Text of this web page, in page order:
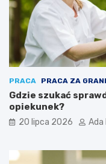
PRACA PRACA ZA
Gdzie szukać
opiekunek?
20 lipca 2026 Ada